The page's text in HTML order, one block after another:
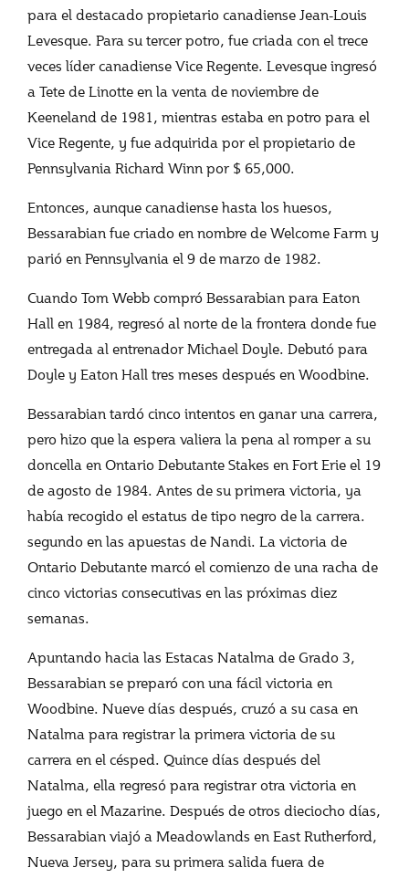
para el destacado propietario canadiense Jean-Louis
Levesque. Para su tercer potro, fue criada con el trece
veces líder canadiense Vice Regente. Levesque ingresó
a Tete de Linotte en la venta de noviembre de
Keeneland de 1981, mientras estaba en potro para el
Vice Regente, y fue adquirida por el propietario de
Pennsylvania Richard Winn por $ 65,000.
Entonces, aunque canadiense hasta los huesos,
Bessarabian fue criado en nombre de Welcome Farm y
parió en Pennsylvania el 9 de marzo de 1982.
Cuando Tom Webb compró Bessarabian para Eaton
Hall en 1984, regresó al norte de la frontera donde fue
entregada al entrenador Michael Doyle. Debutó para
Doyle y Eaton Hall tres meses después en Woodbine.
Bessarabian tardó cinco intentos en ganar una carrera,
pero hizo que la espera valiera la pena al romper a su
doncella en Ontario Debutante Stakes en Fort Erie el 19
de agosto de 1984. Antes de su primera victoria, ya
había recogido el estatus de tipo negro de la carrera.
segundo en las apuestas de Nandi. La victoria de
Ontario Debutante marcó el comienzo de una racha de
cinco victorias consecutivas en las próximas diez
semanas.
Apuntando hacia las Estacas Natalma de Grado 3,
Bessarabian se preparó con una fácil victoria en
Woodbine. Nueve días después, cruzó a su casa en
Natalma para registrar la primera victoria de su
carrera en el césped. Quince días después del
Natalma, ella regresó para registrar otra victoria en
juego en el Mazarine. Después de otros dieciocho días,
Bessarabian viajó a Meadowlands en East Rutherford,
Nueva Jersey, para su primera salida fuera de